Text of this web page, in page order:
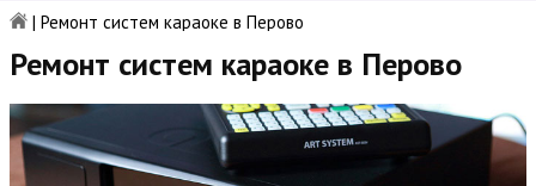
| Ремонт систем караоке в Перово
Ремонт систем караоке в Перово